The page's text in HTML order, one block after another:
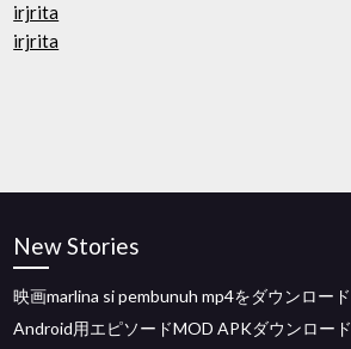
irjrita
irjrita
New Stories
映画marlina si pembunuh mp4をダウンロード
Android用エピソードMOD APKダウンロード